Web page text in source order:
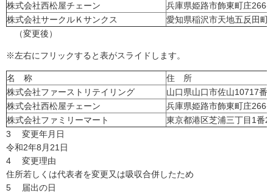
株式会社西松屋チェーン
兵庫県姫路市飾東町庄266
株式会社サークルＫサンクス
愛知県稲沢市天地五反田町
（変更後）
※左右にフリックすると表がスライドします。
名 称
住 所
株式会社ファーストリテイリング
山口県山口市佐山10717番
株式会社西松屋チェーン
兵庫県姫路市飾東町庄266
株式会社ファミリーマート
東京都港区芝浦三丁目1番
3 変更年月日
令和2年8月21日
4 変更理由
住所若しくは代表者を変更又は吸収合併したため
5 届出の日